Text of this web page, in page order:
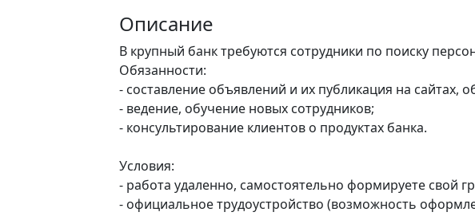
Описание
В крупный банк требуются сотрудники по поиску
Обязанности:
- составление объявлений и их публикация на сайтах,
- ведение, обучение новых сотрудников;
- консультирование клиентов о продуктах банка.
Условия:
- работа удаленно, самостоятельно формируете свой
- официальное трудоустройство (возможность